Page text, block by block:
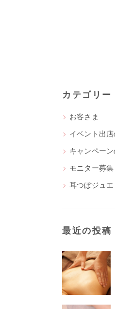
カテゴリー
お客さま
イベント出
キャンペー
モニター募集
耳つぼジュ
最近の投稿